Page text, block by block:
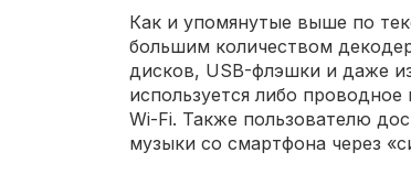
Как и упомянутые выше по
большим количеством
дисков, USB-флэшки и даже
используется либо
Wi-Fi. Также пользователю
музыки со смартфона через